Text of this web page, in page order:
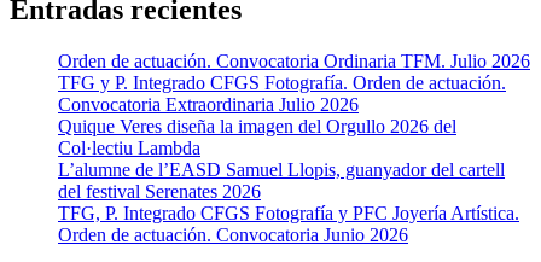
Entradas recientes
Orden de actuación. Convocatoria Ordinaria TFM. Julio 2026
TFG y P. Integrado CFGS Fotografía. Orden de actuación.
Convocatoria Extraordinaria Julio 2026
Quique Veres diseña la imagen del Orgullo 2026 del
Col·lectiu Lambda
L’alumne de l’EASD Samuel Llopis, guanyador del cartell
del festival Serenates 2026
TFG, P. Integrado CFGS Fotografía y PFC Joyería Artística.
Orden de actuación. Convocatoria Junio 2026